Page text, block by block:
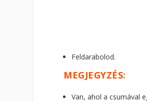
Feldarabolod.
MEGJEGYZÉS:
Van, ahol a csumával